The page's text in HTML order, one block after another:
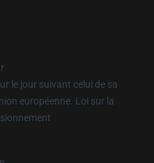
le jour suivant celui de sa
européenne. Loi sur la